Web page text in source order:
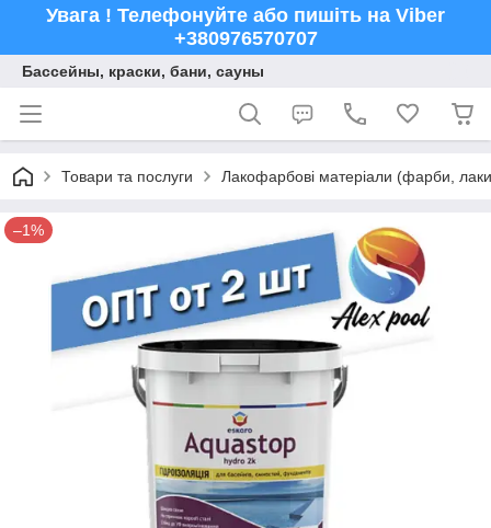
Увага ! Телефонуйте або пишіть на Viber
+380976570707
Бассейны, краски, бани, сауны
Товари та послуги Лакофарбові матеріали (фарби,
–1%